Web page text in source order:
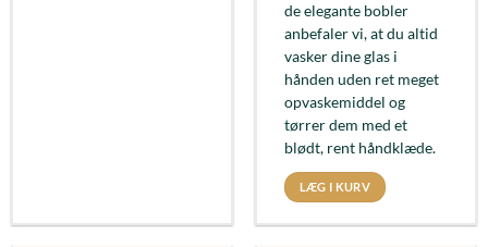
de elegante bobler
anbefaler vi, at du altid
vasker dine glas i
hånden uden ret meget
opvaskemiddel og
tørrer dem med et
blødt, rent håndklæde.
LÆG I KURV